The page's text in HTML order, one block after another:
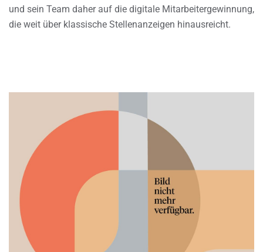
und sein Team daher auf die digitale Mitarbeitergewinnung,
die weit über klassische Stellenanzeigen hinausreicht.